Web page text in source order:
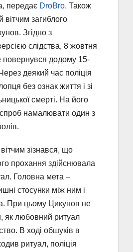
передає DroBro. Також
вітчим загиблого
Згідно з
слідства, 8 жовтня
повернувся додому 15-
деякий час поліція
без ознак життя і зі
смерті. На його
спроб намалювати один з
зізнався, що
прохання здійснювала
Головна мета –
стосунки між ним і
При цьому Цикунов не
як любовний ритуал
В ході обшуків в
ритуал, поліція